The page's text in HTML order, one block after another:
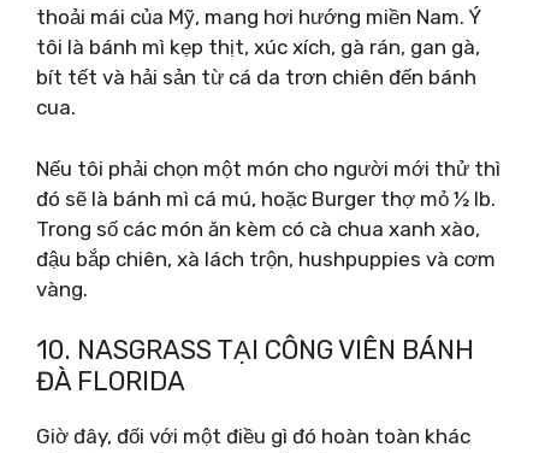
thoải mái của Mỹ, mang hơi hướng miền Nam. Ý
tôi là bánh mì kẹp thịt, xúc xích, gà rán, gan gà,
bít tết và hải sản từ cá da trơn chiên đến bánh
cua.
Nếu tôi phải chọn một món cho người mới thử thì
đó sẽ là bánh mì cá mú, hoặc Burger thợ mỏ ½ lb.
Trong số các món ăn kèm có cà chua xanh xào,
đậu bắp chiên, xà lách trộn, hushpuppies và cơm
vàng.
10. NASGRASS TẠI CÔNG VIÊN BÁNH
ĐÀ FLORIDA
Giờ đây, đối với một điều gì đó hoàn toàn khác